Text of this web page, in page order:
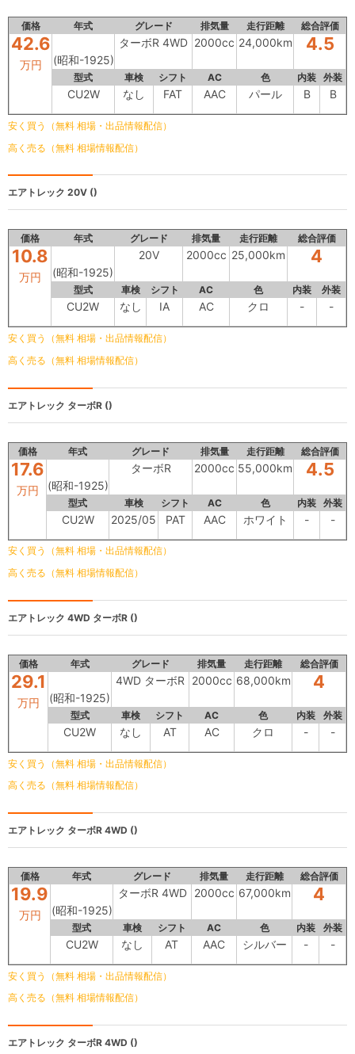
価格 年式 グレード 排気量 走行距離 総合評価
42.6
万円 (昭和-1925)
ターボR 4WD 2000cc 24,000km 4.5
型式 車検 シフト AC 色 内装 外装
CU2W なし FAT AAC パール B B
安く買う（無料 相場・出品情報配信）
高く売る（無料 相場情報配信）
エアトレック 20V ()
価格 年式 グレード 排気量 走行距離 総合評価
10.8
万円 (昭和-1925)
20V 2000cc 25,000km 4
型式 車検 シフト AC 色 内装 外装
CU2W なし IA AC クロ - -
安く買う（無料 相場・出品情報配信）
高く売る（無料 相場情報配信）
エアトレック ターボR ()
価格 年式 グレード 排気量 走行距離 総合評価
17.6
万円 (昭和-1925)
ターボR 2000cc 55,000km 4.5
型式 車検 シフト AC 色 内装 外装
CU2W 2025/05 PAT AAC ホワイト - -
安く買う（無料 相場・出品情報配信）
高く売る（無料 相場情報配信）
エアトレック 4WD ターボR ()
価格 年式 グレード 排気量 走行距離 総合評価
29.1
万円 (昭和-1925)
4WD ターボR 2000cc 68,000km 4
型式 車検 シフト AC 色 内装 外装
CU2W なし AT AC クロ - -
安く買う（無料 相場・出品情報配信）
高く売る（無料 相場情報配信）
エアトレック ターボR 4WD ()
価格 年式 グレード 排気量 走行距離 総合評価
19.9
万円 (昭和-1925)
ターボR 4WD 2000cc 67,000km 4
型式 車検 シフト AC 色 内装 外装
CU2W なし AT AAC シルバー - -
安く買う（無料 相場・出品情報配信）
高く売る（無料 相場情報配信）
エアトレック ターボR 4WD ()